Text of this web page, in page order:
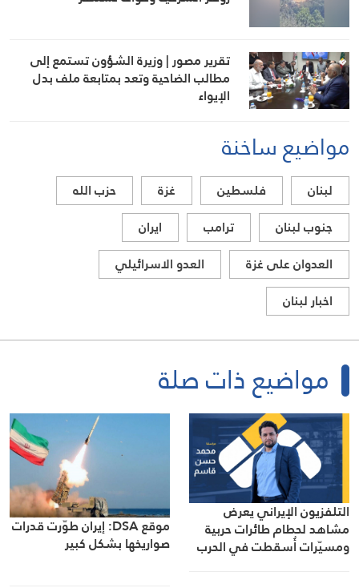
تقرير مصور | وزيرة الشؤون تستمع إلى
مطالب الضاحية وتعد بمتابعة ملف بدل
الإيواء
مواضيع ساخنة
لبنان فلسطين غزة
حزب الله
جنوب لبنان
ترامب
ايران
العدوان على غزة
العدو الاسرائيلي
اخبار لبنان
مواضيع ذات صلة
التلفزيون الإيراني يعرض
مشاهد لحطام طائرات حربية
ومسيّرات أُسقطت في الحرب
موقع DSA: إيران طوّرت قدرات
صواريخها بشكل كبير